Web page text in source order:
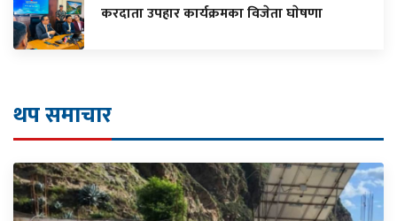
करदाता उपहार कार्यक्रमका विजेता घाेषणा
थप समाचार